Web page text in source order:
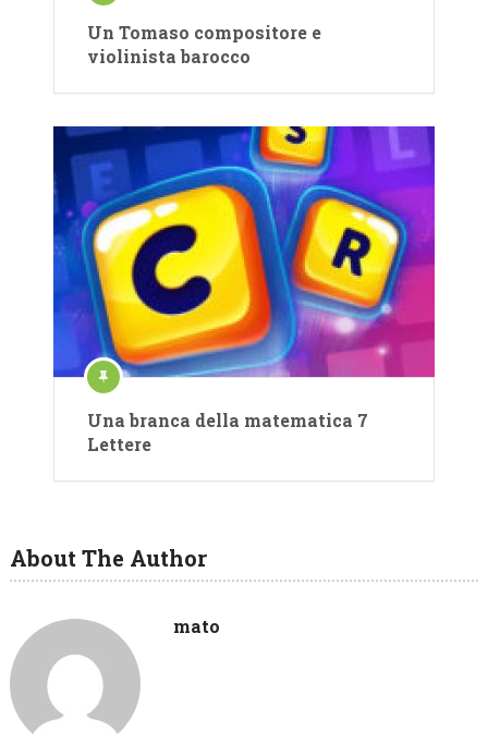
Un Tomaso compositore e
violinista barocco
Una branca della matematica 7
Lettere
About The Author
mato